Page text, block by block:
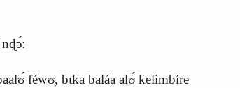
nɖɔ́:
féwʊ, bɩka baláa alʊ́ kelimbíre